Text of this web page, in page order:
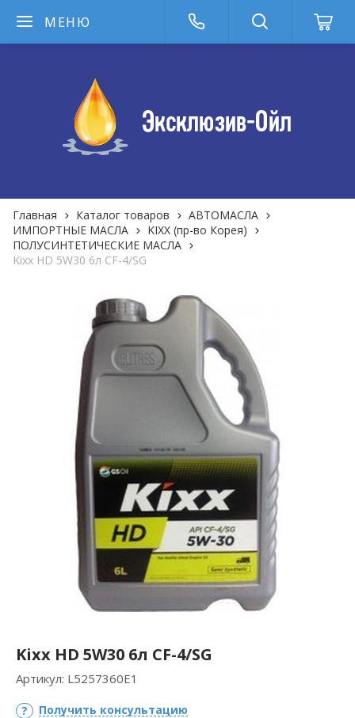
МЕНЮ
Главная Каталог товаров
АВТОМАСЛА
ИМПОРТНЫЕ МАСЛА
KIXX (пр-во Корея)
ПОЛУСИНТЕТИЧЕСКИЕ МАСЛА
Kixx HD 5W30 6л CF-4/SG
Kixx HD 5W30 6л CF-4/SG
Артикул: L5257360E1
Получить консультацию